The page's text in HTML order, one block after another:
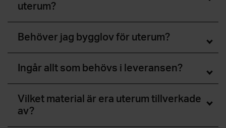
uterum?
Behöver jag bygglov för uterum?
Ingår allt som behövs i leveransen?
Vilket material är era uterum tillverkade
av?